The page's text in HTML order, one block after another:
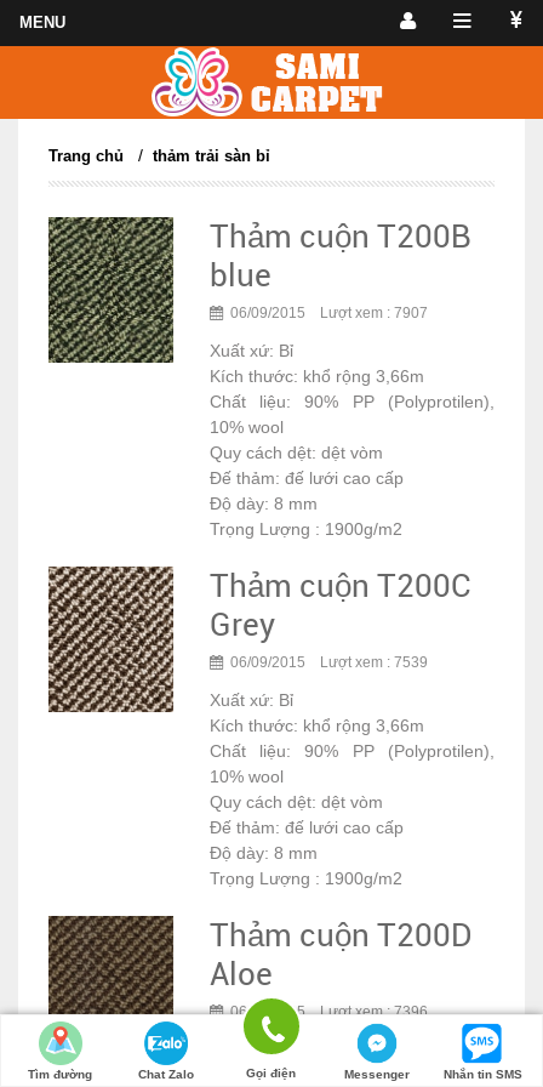
Trang chủ / thảm trải sàn bỉ
Thảm cuộn T200B
blue
06/09/2015 Lượt xem : 7907
Xuất xứ: Bỉ
Kích thước: khổ rộng 3,66m
Chất liệu: 90% PP (Polyprotilen),
10% wool
Quy cách dệt: dệt vòm
Đế thảm: đế lưới cao cấp
Độ dày: 8 mm
Trọng Lượng : 1900g/m2
Thảm cuộn T200C
Grey
06/09/2015 Lượt xem : 7539
Xuất xứ: Bỉ
Kích thước: khổ rộng 3,66m
Chất liệu: 90% PP (Polyprotilen),
10% wool
Quy cách dệt: dệt vòm
Đế thảm: đế lưới cao cấp
Độ dày: 8 mm
Trọng Lượng : 1900g/m2
Thảm cuộn T200D
Aloe
06/09/2015 Lượt xem : 7396
Xuất xứ: Bỉ
Kích thước: khổ rộng 3,66m
Tìm đường Chat Zalo Gọi điện Messenger Nhắn tin SMS